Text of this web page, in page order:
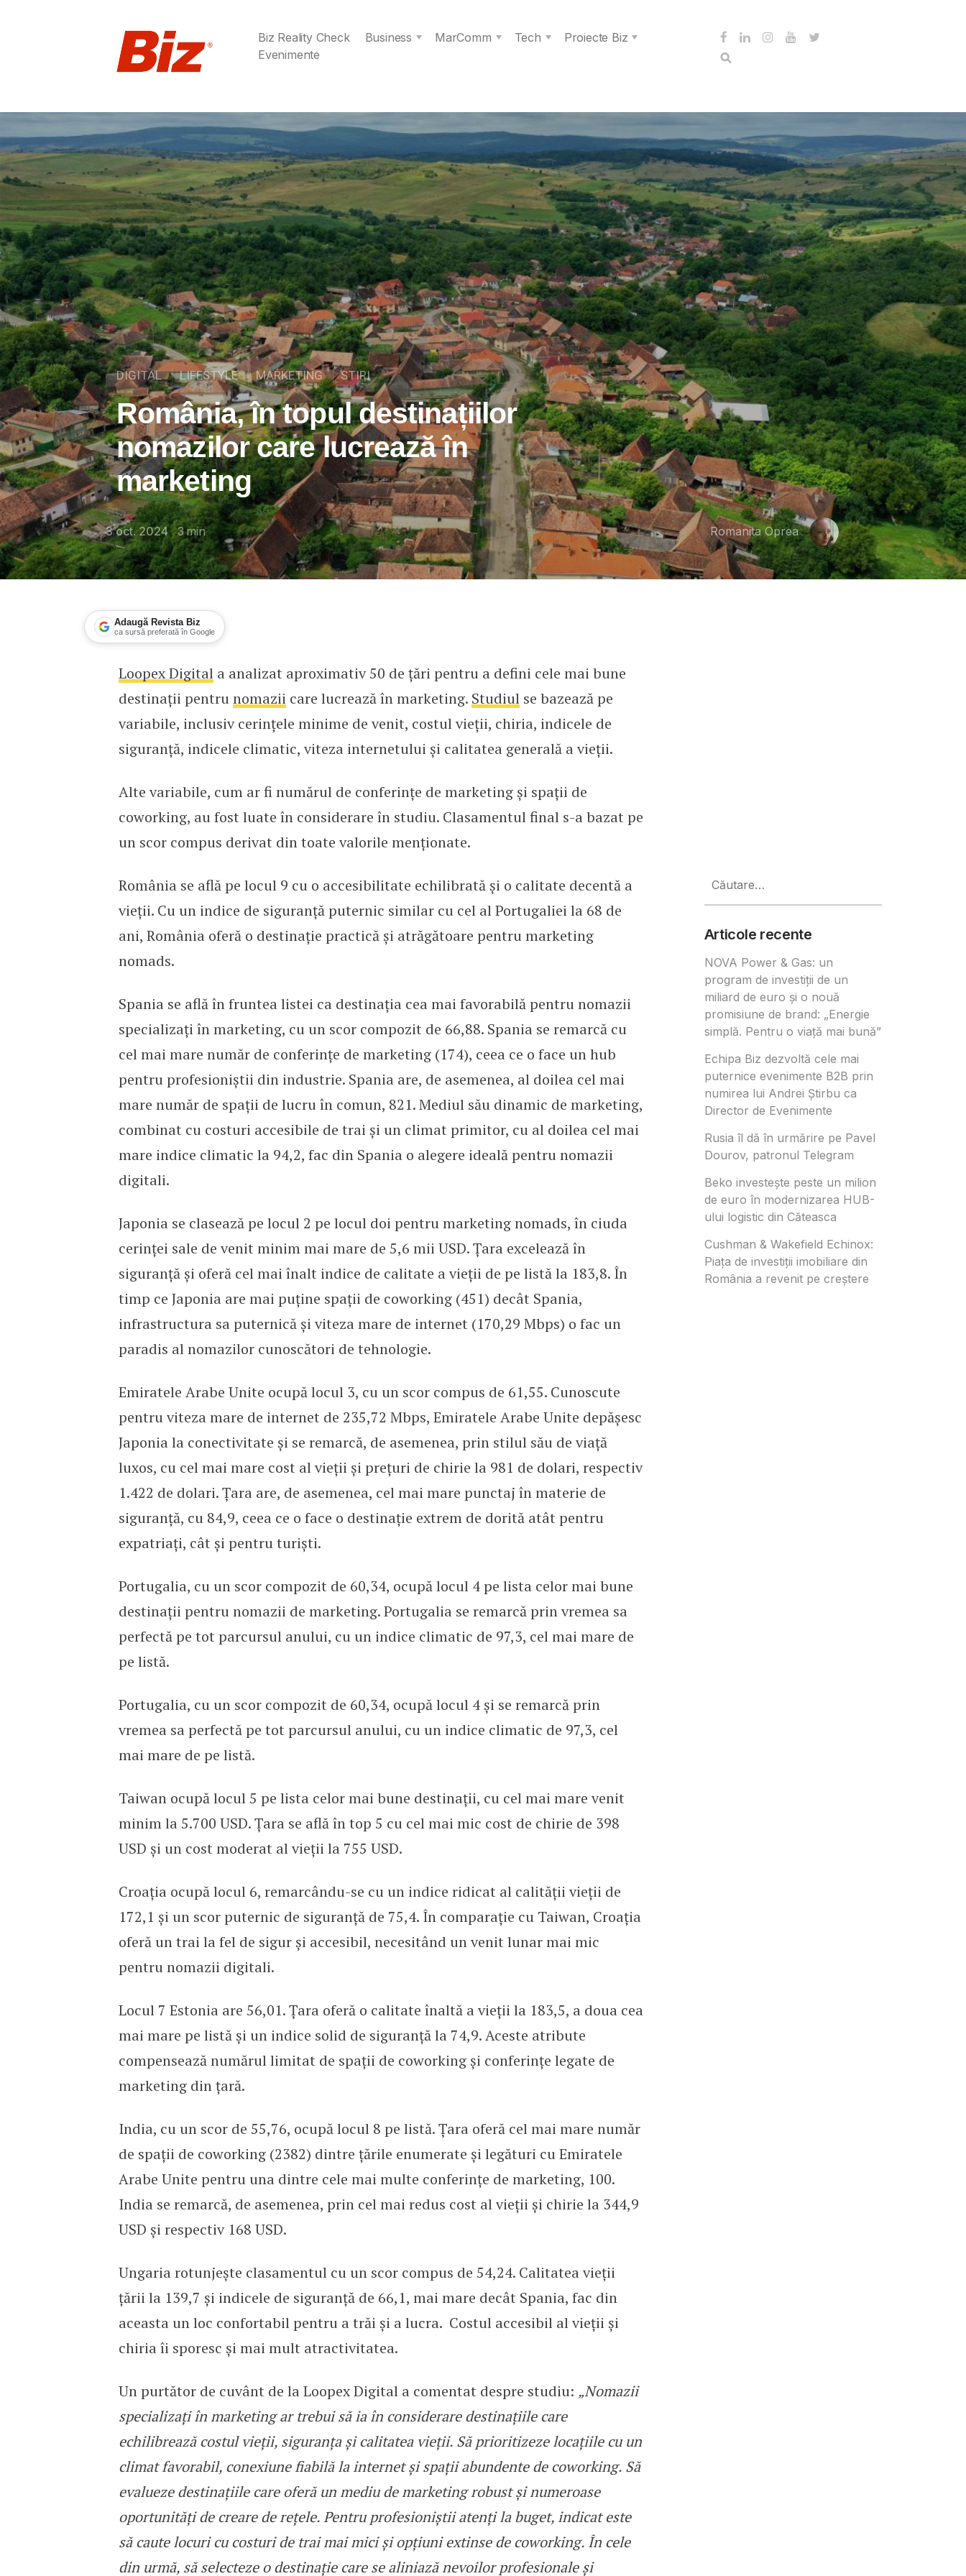
Biz Reality Check Business MarComm Tech
Proiecte Biz
Evenimente
DIGITAL LIFESTYLE MARKETING STIRI
România, în topul destinațiilor
nomazilor care lucrează în
marketing
3 oct. 2024 3min Romanita Oprea
Adaugă Revista Biz
ca sursă preferată în Google
România, în topul destinațiilor nomazilor care lucrează în marketing
Loopex Digitala analizat aproximativ 50 de țări pentru a defini cele mai bune
destinații pentru nomazii care lucrează în marketing. Studiulse bazează pe
variabile, inclusiv cerințele minime de venit, costul vieții, chiria, indicele de
siguranță, indicele climatic, viteza internetului și calitatea generală a vieții.
Alte variabile, cum ar fi numărul de conferințe de marketing și spații de
coworking, au fost luate în considerare în studiu. Clasamentul final s-a bazat pe
un scor compus derivat din toate valorile menționate.
România se află pe locul 9 cu o accesibilitate echilibrată și o calitate decentă a
vieții. Cu un indice de siguranță puternic similar cu cel al Portugaliei la 68 de
ani, România oferă o destinație practică și atrăgătoare pentru marketing
nomads.
Spania se află în fruntea listei ca destinația cea mai favorabilă pentru nomazii
specializați în marketing, cu un scor compozit de 66,88. Spania se remarcă cu
cel mai mare număr de conferințe de marketing (174), ceea ce o face un hub
pentru profesioniștii din industrie. Spania are, de asemenea, al doilea cel mai
mare număr de spații de lucru în comun, 821. Mediul său dinamic de marketing,
combinat cu costuri accesibile de trai și un climat primitor, cu al doilea cel mai
mare indice climatic la 94,2, fac din Spania o alegere ideală pentru nomazii
digitali.
Japonia se clasează pe locul 2 pe locul doi pentru marketing nomads, în ciuda
cerinței sale de venit minim mai mare de 5,6 mii USD. Țara excelează în
siguranță și oferă cel mai înalt indice de calitate a vieții de pe listă la 183,8. În
timp ce Japonia are mai puține spații de coworking (451) decât Spania,
infrastructura sa puternică și viteza mare de internet (170,29 Mbps) o fac un
paradis al nomazilor cunoscători de tehnologie.
Emiratele Arabe Unite ocupă locul 3, cu un scor compus de 61,55. Cunoscute
pentru viteza mare de internet de 235,72 Mbps, Emiratele Arabe Unite depășesc
Japonia la conectivitate și se remarcă, de asemenea, prin stilul său de viață
luxos, cu cel mai mare cost al vieții și prețuri de chirie la 981 de dolari, respectiv
1.422 de dolari. Țara are, de asemenea, cel mai mare punctaj în materie de
siguranță, cu 84,9, ceea ce o face o destinație extrem de dorită atât pentru
expatriați, cât și pentru turiști.
Portugalia, cu un scor compozit de 60,34, ocupă locul 4 pe lista celor mai bune
destinații pentru nomazii de marketing. Portugalia se remarcă prin vremea sa
perfectă pe tot parcursul anului, cu un indice climatic de 97,3, cel mai mare de
pe listă.
Portugalia, cu un scor compozit de 60,34, ocupă locul 4 și se remarcă prin
vremea sa perfectă pe tot parcursul anului, cu un indice climatic de 97,3, cel
mai mare de pe listă.
Taiwan ocupă locul 5 pe lista celor mai bune destinații, cu cel mai mare venit
minim la 5.700 USD. Țara se află în top 5 cu cel mai mic cost de chirie de 398
USD și un cost moderat al vieții la 755 USD.
Croația ocupă locul 6, remarcându-se cu un indice ridicat al calității vieții de
172,1 și un scor puternic de siguranță de 75,4. În comparație cu Taiwan, Croația
oferă un trai la fel de sigur și accesibil, necesitând un venit lunar mai mic
pentru nomazii digitali.
Locul 7 Estonia are 56,01. Țara oferă o calitate înaltă a vieții la 183,5, a doua cea
mai mare pe listă și un indice solid de siguranță la 74,9. Aceste atribute
compensează numărul limitat de spații de coworking și conferințe legate de
marketing din țară.
India, cu un scor de 55,76, ocupă locul 8 pe listă. Țara oferă cel mai mare număr
de spații de coworking (2382) dintre țările enumerate și legături cu Emiratele
Arabe Unite pentru una dintre cele mai multe conferințe de marketing, 100.
India se remarcă, de asemenea, prin cel mai redus cost al vieții și chirie la 344,9
USD și respectiv 168 USD.
Ungaria rotunjește clasamentul cu un scor compus de 54,24. Calitatea vieții
țării la 139,7 și indicele de siguranță de 66,1, mai mare decât Spania, fac din
aceasta un loc confortabil pentru a trăi și a lucra. Costul accesibil al vieții și
chiria îi sporesc și mai mult atractivitatea.
Un purtător de cuvânt de la Loopex Digital a comentat despre studiu: „Nomazii
specializați în marketing ar trebui să ia în considerare destinațiile care
echilibrează costul vieții, siguranța și calitatea vieții. Să prioritizeze locațiile cu un
climat favorabil, conexiune fiabilă la internet și spații abundente de coworking. Să
evalueze destinațiile care oferă un mediu de marketing robust și numeroase
oportunități de creare de rețele. Pentru profesioniștii atenți la buget, indicat este
să caute locuri cu costuri de trai mai mici și opțiuni extinse de coworking. În cele
din urmă, să selecteze o destinație care se aliniază nevoilor profesionale și
după:
Articole recente
NOVA Power & Gas: un
program de investiții de un
miliard de euro și o nouă
promisiune de brand: „Energie
simplă. Pentru o viață mai bună”
Echipa Biz dezvoltă cele mai
puternice evenimente B2B prin
numirea lui Andrei Știrbu ca
Director de Evenimente
Rusia îl dă în urmărire pe Pavel
Dourov, patronul Telegram
Beko investește peste un milion
de euro în modernizarea HUB-
ului logistic din Căteasca
Cushman & Wakefield Echinox:
Piața de investiții imobiliare din
România a revenit pe creștere